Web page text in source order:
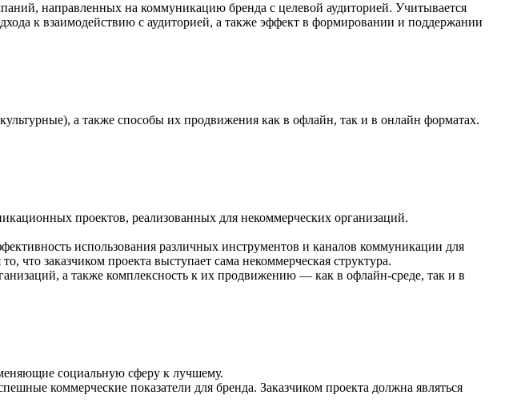
направленных на коммуникацию бренда с целевой аудиторией. Учитывается
к взаимодействию с аудиторией, а также эффект в формировании и поддержании
а также способы их продвижения как в офлайн, так и в онлайн форматах.
проектов, реализованных для некоммерческих организаций.
использования различных инструментов и каналов коммуникации для
заказчиком проекта выступает сама некоммерческая структура.
а также комплексность к их продвижению — как в офлайн-среде, так и в
социальную сферу к лучшему.
коммерческие показатели для бренда. Заказчиком проекта должна являться